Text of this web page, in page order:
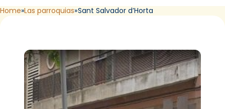
Home Las parroquias Sant Salvador d’Horta